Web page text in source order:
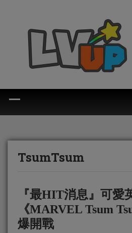
TsumTsum
『最HIT消息』可愛
《MARVEL Tsum
爆開戰